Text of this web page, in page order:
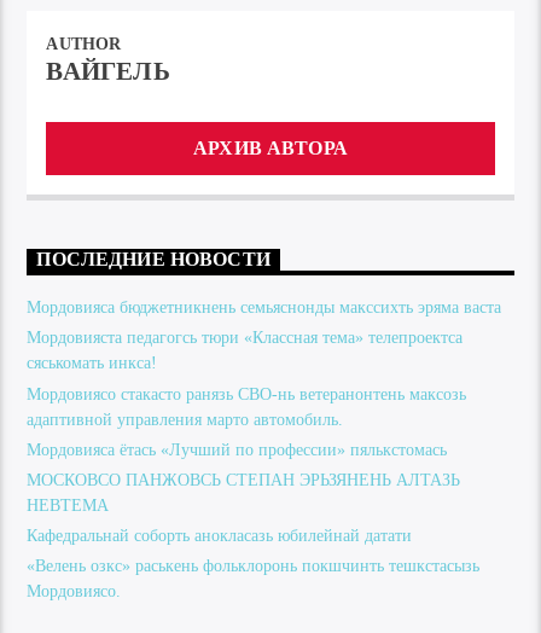
AUTHOR
ВАЙГЕЛЬ
АРХИВ АВТОРА
ПОСЛЕДНИЕ НОВОСТИ
Мордовияса бюджетникнень семьяснонды макссихть эряма васта
Мордовияста педагогсь тюри «Классная тема» телепроектса
сяськомать инкса!
Мордовиясо стакасто ранязь СВО-нь ветеранонтень максозь
адаптивной управления марто автомобиль.
Мордовияса ётась «Лучший по профессии» пялькстомась
МОСКОВСО ПАНЖОВСЬ СТЕПАН ЭРЬЗЯНЕНЬ АЛТАЗЬ
НЕВТЕМА
Кафедральнай соборть анокласазь юбилейнай датати
«Велень озкс» раськень фольклоронь покшчинть тешкстасызь
Мордовиясо.